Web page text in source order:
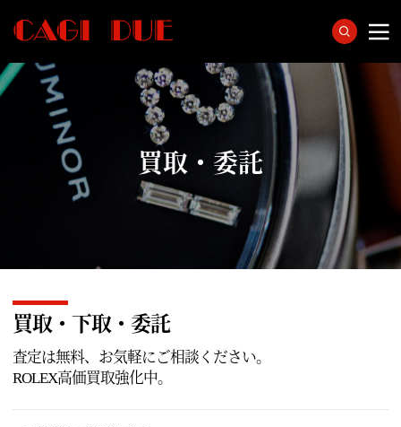
買取・委託
買取・下取・委託
査定は無料、お気軽にご相談ください。
ROLEX高価買取強化中。